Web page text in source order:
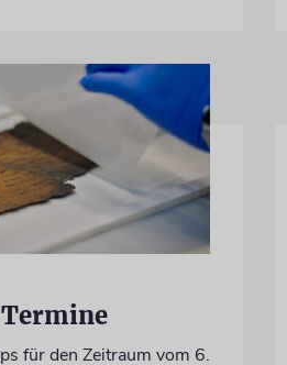
für den Zeitraum vom 6.